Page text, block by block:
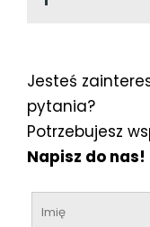
Jesteś
pytania?
Potrzebujesz
Napisz do nas!